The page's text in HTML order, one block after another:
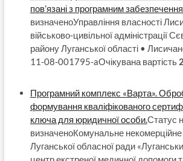
пов’язані з програмним
визначеноУправління власності
військово-цивільної адміністрації
району Луганської області •
11-08-001795-aОчікувана вартість
Програмний комплекс «Варта».
формування кваліфікованого
ключа для юридичної особи.Статус
визначеноКомунальне
Луганської обласної ради